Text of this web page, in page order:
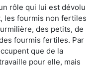
rôle qui lui est dévolu
les fourmis non fertiles
des petits, de
fourmis fertiles. Par
que de la
pour elle, mais